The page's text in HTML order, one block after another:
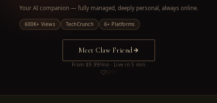
Your AI companion — fully managed, deeply personal, always online.
600K+ Views TechCrunch 6+ Platforms
Meet Claw Friend
From $9.99/mo · Live in 5 min
♡♡